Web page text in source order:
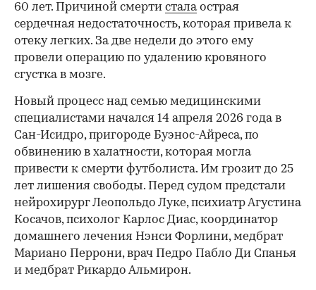
00:00
60 лет. Причиной смерти сталаострая
сердечная недостаточность, которая привела к
отеку легких. За две недели до этого ему
провели операцию по удалению кровяного
сгустка в мозге.
Новый процесс над семью медицинскими
специалистами начался 14 апреля 2026 года в
Сан-Исидро, пригороде Буэнос-Айреса, по
обвинению в халатности, которая могла
привести к смерти футболиста. Им грозит до 25
лет лишения свободы. Перед судом предстали
нейрохирург Леопольдо Луке, психиатр Агустина
Косачов, психолог Карлос Диас, координатор
домашнего лечения Нэнси Форлини, медбрат
Мариано Перрони, врач Педро Пабло Ди Спанья
и медбрат Рикардо Альмирон.